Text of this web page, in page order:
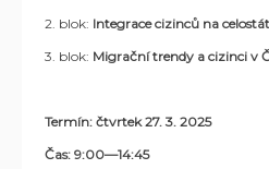
2. blok: Integrace cizinců na
3. blok: Migrační trendy a cizinci v
Termín: čtvrtek 27. 3. 2025
Čas: 9:00—14:45